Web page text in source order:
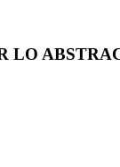
LO